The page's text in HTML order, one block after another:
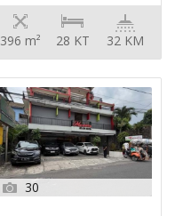
396 m² 28 KT 32 KM
30